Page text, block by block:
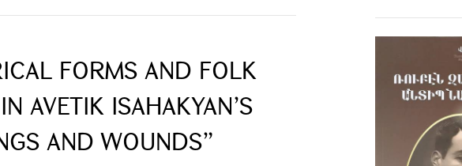
FORMS AND FOLK
AVETIK ISAHAKYAN’S
AND WOUNDS”